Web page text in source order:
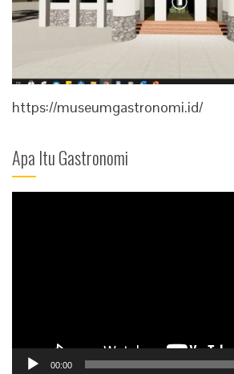
https://museumgastronomi.id/
Apa Itu Gastronomi
00:00